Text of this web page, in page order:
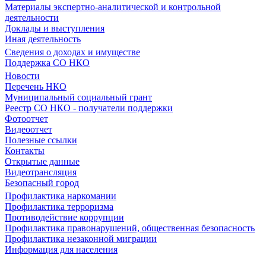
Материалы экспертно-аналитической и контрольной
деятельности
Доклады и выступления
Иная деятельность
Сведения о доходах и имуществе
Поддержка СО НКО
Новости
Перечень НКО
Муниципальный социальный грант
Реестр СО НКО - получатели поддержки
Фотоотчет
Видеоотчет
Полезные ссылки
Контакты
Открытые данные
Видеотрансляция
Безопасный город
Профилактика наркомании
Профилактика терроризма
Противодействие коррупции
Профилактика правонарушений, общественная безопасность
Профилактика незаконной миграции
Информация для населения